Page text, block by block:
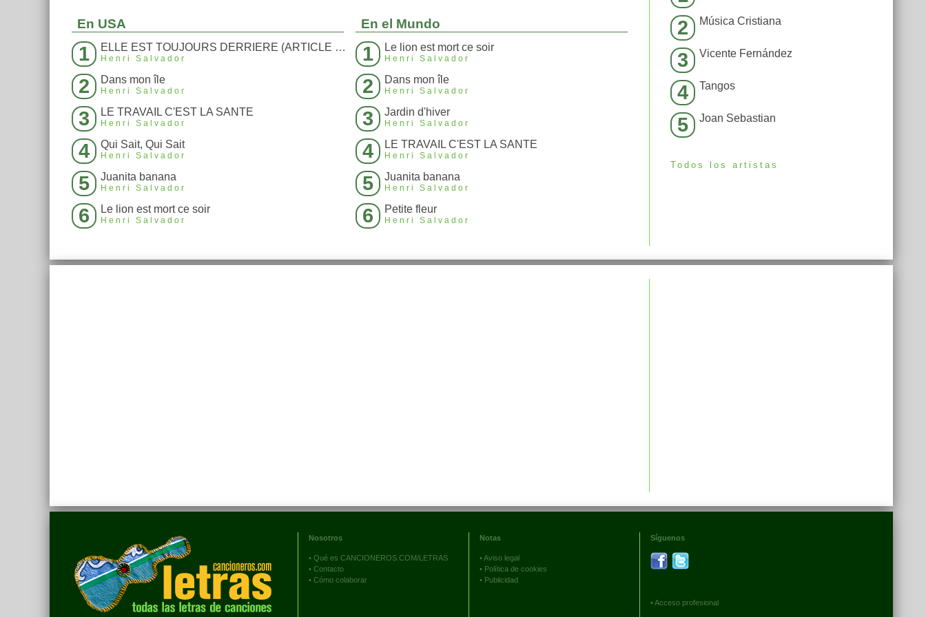
En USA
1 ELLE EST TOUJOURS DERRIERE (ARTICLE 214)
Henri Salvador
2 Dans mon île
Henri Salvador
3 LE TRAVAIL C'EST LA SANTE
Henri Salvador
4 Qui Sait, Qui Sait
Henri Salvador
5 Juanita banana
Henri Salvador
6 Le lion est mort ce soir
Henri Salvador
En el Mundo
1 Le lion est mort ce soir
Henri Salvador
2 Dans mon île
Henri Salvador
3 Jardin d'hiver
Henri Salvador
4 LE TRAVAIL C'EST LA SANTE
Henri Salvador
5 Juanita banana
Henri Salvador
6 Petite fleur
Henri Salvador
2
Música Cristiana
3 Vicente Fernández
4 Tangos
5 Joan Sebastian
Todos los artistas
Nosotros
• Qué es CANCIONEROS.COM/LETRAS
• Contacto
• Cómo colaborar
Notas
•Aviso legal
• Política de cookies
• Publicidad
Síguenos
•Acceso profesional